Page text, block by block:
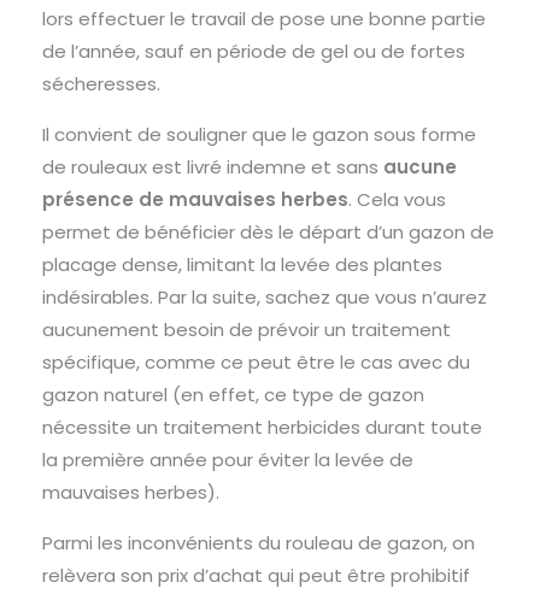
lors effectuer le travail de pose une bonne partie
de l’année, sauf en période de gel ou de fortes
sécheresses.
Il convient de souligner que le gazon sous forme
de rouleaux est livré indemne et sans aucune
présence de mauvaises herbes. Cela vous
permet de bénéficier dès le départ d’un gazon de
placage dense, limitant la levée des plantes
indésirables. Par la suite, sachez que vous n’aurez
aucunement besoin de prévoir un traitement
spécifique, comme ce peut être le cas avec du
gazon naturel (en effet, ce type de gazon
nécessite un traitement herbicides durant toute
la première année pour éviter la levée de
mauvaises herbes).
Parmi les inconvénients du rouleau de gazon, on
relèvera son prix d’achat qui peut être prohibitif